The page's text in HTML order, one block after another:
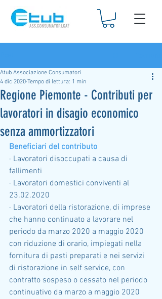
Regione Piemonte - Contributi per
lavoratori in disagio economico
senza ammortizzatori
Atub Associazione Consumatori
4 dic 2020 Tempo di lettura: 1 min
Beneficiari del contributo
· Lavoratori disoccupati a causa di
fallimenti
· Lavoratori domestici conviventi al
23.02.2020
· Lavoratori della ristorazione, di imprese
che hanno continuato a lavorare nel
periodo da marzo 2020 a maggio 2020
con riduzione di orario, impiegati nella
fornitura di pasti preparati e nei servizi
di ristorazione in self service, con
contratto sospeso o cessato nel periodo
continuativo da marzo a maggio 2020